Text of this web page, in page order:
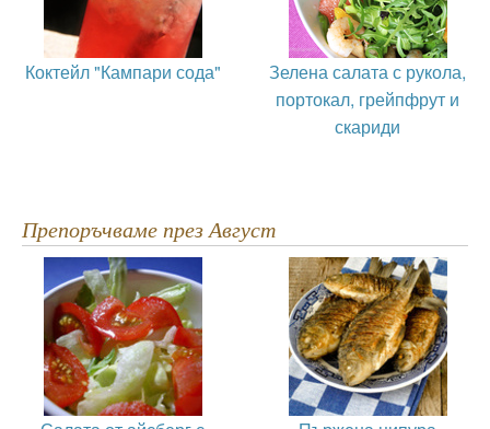
Коктейл "Кампари сода"
Зелена салата с рукола,
портокал, грейпфрут и
скариди
Препоръчваме през Август